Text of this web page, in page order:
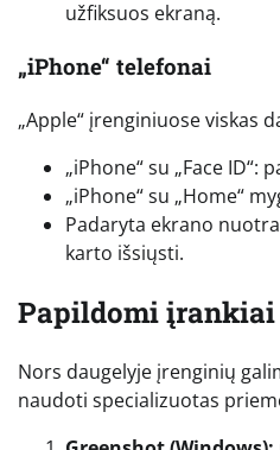
užfiksuos ekraną.
„iPhone“ telefonai
„Apple“ įrenginiuose viskas
„iPhone“ su „Face ID“:
„iPhone“ su „Home“
Padaryta ekrano
karto išsiųsti.
Papildomi
Nors daugelyje įrenginių
naudoti specializuotas